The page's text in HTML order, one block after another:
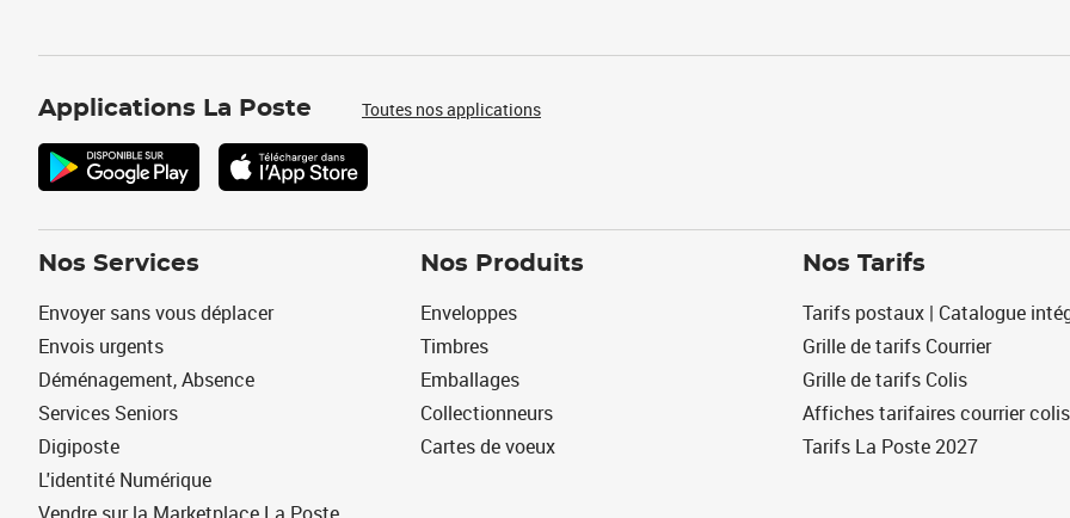
Applications La Poste Toutes nos applications
Nos Services
Envoyer sans vous déplacer
Envois urgents
Déménagement, Absence
Services Seniors
Digiposte
L'identité Numérique
Nos Produits
Enveloppes
Timbres
Emballages
Collectionneurs
Cartes de voeux
Nos Tarifs
Tarifs postaux | Catalogue
Grille de tarifs Courrier
Grille de tarifs Colis
Affiches tarifaires courrier colis
Tarifs La Poste 2027